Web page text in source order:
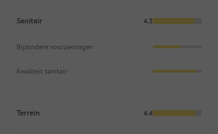
Sanitair 4.3
Bijzondere voorzieningen
Kwaliteit sanitair
Terrein 4.4